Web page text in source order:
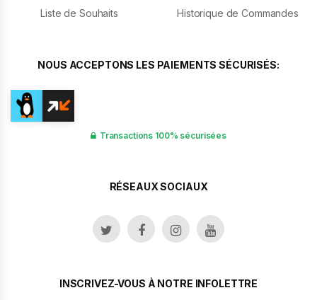
Liste de Souhaits Historique de Commandes
NOUS ACCEPTONS LES PAIEMENTS SÉCURISÉS:
Transactions 100% sécurisées
RÉSEAUX SOCIAUX
INSCRIVEZ-VOUS À NOTRE INFOLETTRE